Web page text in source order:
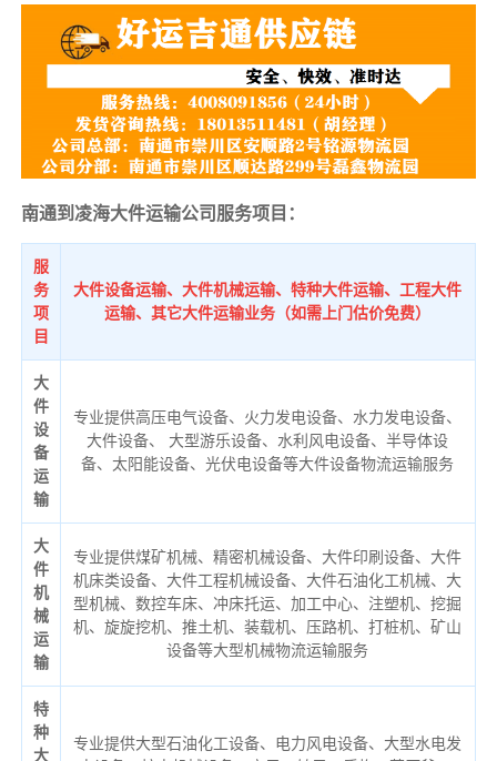
南通到凌海大件运输公司服务项目：
服
务
项
目
大件设备运输、大件机械运输、特种大件运输、工程大件
运输、其它大件运输业务（如需上门估价免费）
大
件
设
备
运
输
专业提供高压电气设备、火力发电设备、水力发电设备、
大件设备、 大型游乐设备、水利风电设备、半导体设
备、太阳能设备、光伏电设备等大件设备物流运输服务
大
件
机
械
运
输
专业提供煤矿机械、精密机械设备、大件印刷设备、大件
机床类设备、大件工程机械设备、大件石油化工机械、大
型机械、数控车床、冲床托运、加工中心、注塑机、挖掘
机、旋旋挖机、推土机、装载机、压路机、打桩机、矿山
设备等大型机械物流运输服务
特
种
大
专业提供大型石油化工设备、电力风电设备、大型水电发